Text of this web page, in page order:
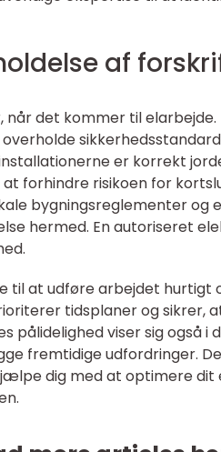
af
det kommer til
er korrekt
forhindre risikoen for
bygningsreglementer og
hermed. En autoriseret
til at udføre arbejdet hurtigt
tidsplaner og sikrer,
pålidelighed viser sig også i
fremtidige udfordringer.
dig med at optimere